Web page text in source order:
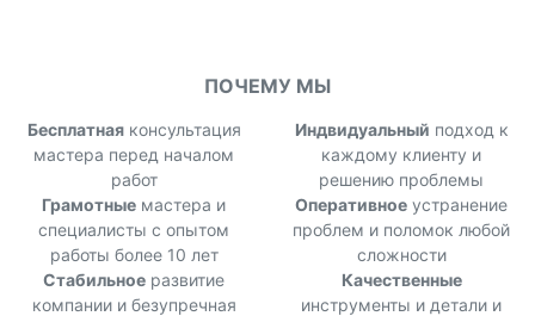
ПОЧЕМУ МЫ
Бесплатнаяконсультация
мастера перед началом
работ
Индвидуальный подход к
каждому клиенту и
решению проблемы
Грамотные мастера и
специалисты с опытом
работы более 10 лет
Оперативное устранение
проблем и поломок любой
сложности
Стабильное развитие
компании и безупречная
Качественные
инструменты и детали и